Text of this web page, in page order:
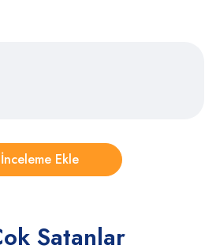
Satanlar